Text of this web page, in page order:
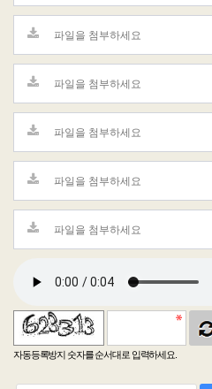
자동등록방지 숫자를 순서대로 입력하세요.